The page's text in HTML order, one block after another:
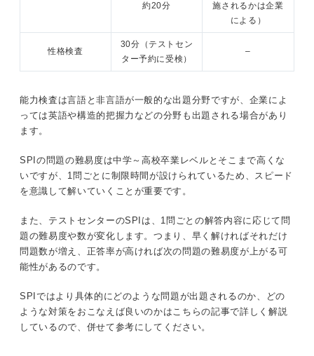
約20分
施されるかは企業
による）
性格検査
30分（テストセン
ター予約に受検）
–
能力検査は言語と非言語が一般的な出題分野ですが、企業によ
っては英語や構造的把握力などの分野も出題される場合があり
ます。
SPIの問題の難易度は中学～高校卒業レベルとそこまで高くな
いですが、1問ごとに制限時間が設けられているため、スピード
を意識して解いていくことが重要です。
また、テストセンターのSPIは、1問ごとの解答内容に応じて問
題の難易度や数が変化します。つまり、早く解ければそれだけ
問題数が増え、正答率が高ければ次の問題の難易度が上がる可
能性があるのです。
SPIではより具体的にどのような問題が出題されるのか、どの
ような対策をおこなえば良いのかはこちらの記事で詳しく解説
しているので、併せて参考にしてください。